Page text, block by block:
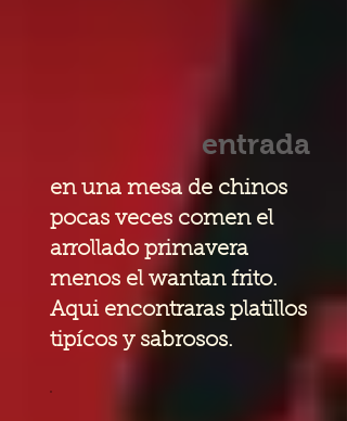
entrada
en una mesa de chinos
pocas veces comen el
arrollado primavera
menos el wantan frito.
Aqui encontraras platillos
tipícos y sabrosos.